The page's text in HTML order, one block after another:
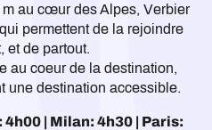
m au cœur des Alpes, Verbier
permettent de la rejoindre
et de partout.
au coeur de la destination,
une destination accessible.
| Milan: 4h30 | Paris: